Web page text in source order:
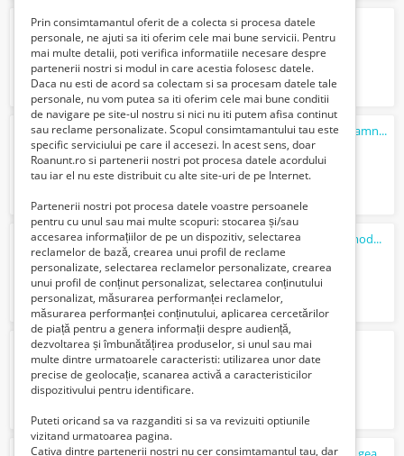
Cautcolege de apartament
400 Lei
Barbat tanar cautsa fac curatenie la o doamna singura
400 Lei
Piata Victoriei Dr.Felix 2 utilat si mobilat modern
3000 Lei
Apartament cu vedere la Blv.Unirii
600 Euro €
Prin consimtamantul oferit de a colecta si procesa datele
personale, ne ajuti sa iti oferim cele mai bune servicii. Pentru
mai multe detalii, poti verifica informatiile necesare despre
partenerii nostri si modul in care acestia folosesc datele.
Daca nu esti de acord sa colectam si sa procesam datele tale
personale, nu vom putea sa iti oferim cele mai bune conditii
de navigare pe site-ul nostru si nici nu iti putem afisa continut
sau reclame personalizate. Scopul consimtamantului tau este
specific serviciului pe care il accesezi. In acest sens, doar
Roanunt.ro si partenerii nostri pot procesa datele acordului
tau iar el nu este distribuit cu alte site-uri de pe Internet.
Partenerii nostri pot procesa datele voastre persoanele
pentru cu unul sau mai multe scopuri: stocarea și/sau
accesarea informațiilor de pe un dispozitiv, selectarea
reclamelor de bază, crearea unui profil de reclame
personalizate, selectarea reclamelor personalizate, crearea
unui profil de conținut personalizat, selectarea conținutului
personalizat, măsurarea performanței reclamelor,
măsurarea performanței conținutului, aplicarea cercetărilor
de piață pentru a genera informații despre audiență,
dezvoltarea și îmbunătățirea produselor, si unul sau mai
multe dintre urmatoarele caracteristi: utilizarea unor date
precise de geolocație, scanarea activă a caracteristicilor
dispozitivului pentru identificare.
Puteti oricand sa va razganditi si sa va revizuiti optiunile
vizitand urmatoarea pagina.
Cativa dintre partenerii nostri nu cer consimtamantul tau, dar